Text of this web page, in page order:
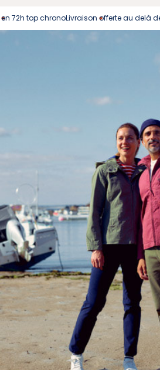
top chronoLivraison offerte au delà de 50€